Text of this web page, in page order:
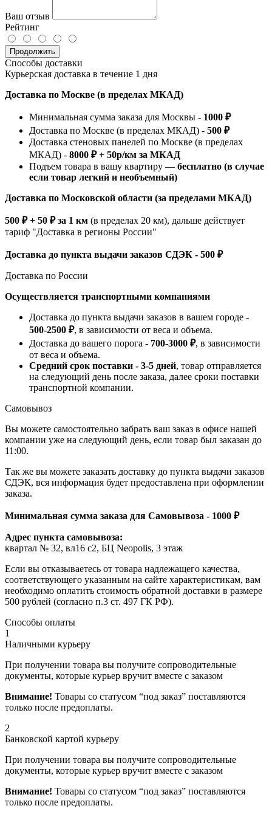
Ваш отзыв
Рейтинг
Продолжить
Способы доставки
Курьерская доставка в течение 1 дня
Доставка по Москве (в пределах МКАД)
Минимальная сумма заказа для Москвы - 1000 ₽
Доставка по Москве (в пределах МКАД) - 500 ₽
Доставка стеновых панелей по Москве (в пределах
МКАД) - 8000 ₽ + 50р/км за МКАД
Подъем товара в вашу квартиру — бесплатно (в случае
если товар легкий и необъемный)
Доставка по Московской области (за пределами МКАД)
500 ₽ + 50 ₽ за 1 км (в пределах 20 км), дальше действует
тариф "Доставка в регионы России"
Доставка до пункта выдачи заказов СДЭК - 500 ₽
Доставка по России
Осуществляется транспортными компаниями
Доставка до пункта выдачи заказов в вашем городе -
500-2500 ₽, в зависимости от веса и объема.
Доставка до вашего порога - 700-3000 ₽, в зависимости
от веса и объема.
Средний срок поставки - 3-5 дней, товар отправляется
на следующий день после заказа, далее сроки поставки
транспортной компании.
Самовывоз
Вы можете самостоятельно забрать ваш заказ в офисе нашей
компании уже на следующий день, если товар был заказан до
11:00.
Так же вы можете заказать доставку до пункта выдачи заказов
СДЭК, вся информация будет предоставлена при оформлении
заказа.
Минимальная сумма заказа для Самовывоза - 1000 ₽
Адрес пункта самовывоза:
квартал № 32, вл16 с2, БЦ Neopolis, 3 этаж
Если вы отказываетесь от товара надлежащего качества,
соответствующего указанным на сайте характеристикам, вам
необходимо оплатить стоимость обратной доставки в размере
500 рублей (согласно п.3 ст. 497 ГК РФ).
Способы оплаты
1
Наличными курьеру
При получении товара вы получите сопроводительные
документы, которые курьер вручит вместе с заказом
Внимание! Товары со статусом “под заказ” поставляются
только после предоплаты.
2
Банковской картой курьеру
При получении товара вы получите сопроводительные
документы, которые курьер вручит вместе с заказом
Внимание! Товары со статусом “под заказ” поставляются
только после предоплаты.